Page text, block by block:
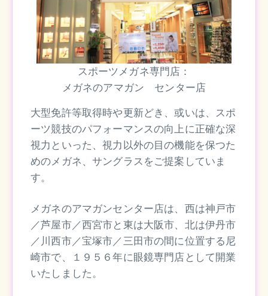
スポーツメガネ専門店：
メガネのアマガン センター店
大型免許等取得時や更新どき、或いは、スポ
ーツ競技のパフォーマンスの向上に正確な深
視力といった、視力以外の目の機能を保つた
めのメガネ、サングラスをご提案していま
す。
メガネのアマガンセンター店は、西は神戸市
／芦屋市／西宮市と東は大阪市、北は伊丹市
／川西市／宝塚市／三田市の間に位置する尼
崎市で、１９５６年に眼鏡専門店として開業
いたしました。